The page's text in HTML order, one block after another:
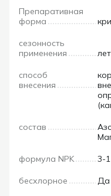
Препаративная
форма
сезонность
применения
способ
внесения
состав
формула NPK 3-
бесхлорное Да